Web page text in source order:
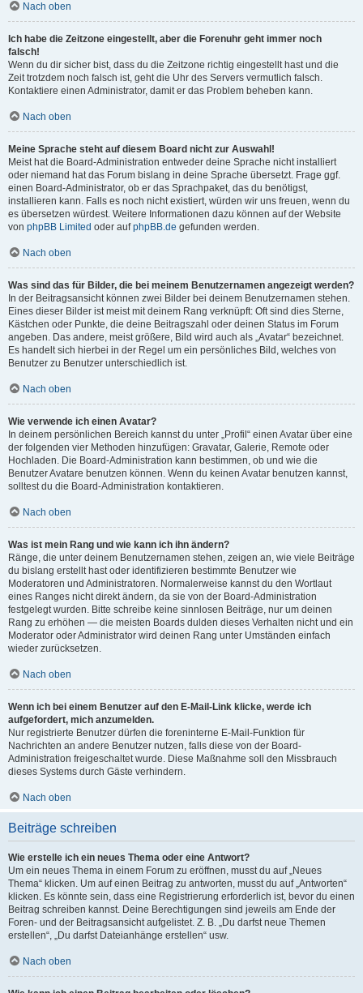
Nach oben
Ich habe die Zeitzone eingestellt, aber die Forenuhr geht immer noch
falsch!
Wenn du dir sicher bist, dass du die Zeitzone richtig eingestellt hast und die
Zeit trotzdem noch falsch ist, geht die Uhr des Servers vermutlich falsch.
Kontaktiere einen Administrator, damit er das Problem beheben kann.
Nach oben
Meine Sprache steht auf diesem Board nicht zur Auswahl!
Meist hat die Board-Administration entweder deine Sprache nicht installiert
oder niemand hat das Forum bislang in deine Sprache übersetzt. Frage ggf.
einen Board-Administrator, ob er das Sprachpaket, das du benötigst,
installieren kann. Falls es noch nicht existiert, würden wir uns freuen, wenn du
es übersetzen würdest. Weitere Informationen dazu können auf der Website
von phpBB Limited oder aufphpBB.de gefunden werden.
Nach oben
Was sind das für Bilder, die bei meinem Benutzernamen angezeigt werden?
In der Beitragsansicht können zwei Bilder bei deinem Benutzernamen stehen.
Eines dieser Bilder ist meist mit deinem Rang verknüpft: Oft sind dies Sterne,
Kästchen oder Punkte, die deine Beitragszahl oder deinen Status im Forum
angeben. Das andere, meist größere, Bild wird auch als „Avatar“ bezeichnet.
Es handelt sich hierbei in der Regel um ein persönliches Bild, welches von
Benutzer zu Benutzer unterschiedlich ist.
Nach oben
Wie verwende ich einen Avatar?
In deinem persönlichen Bereich kannst du unter „Profil“ einen Avatar über eine
der folgenden vier Methoden hinzufügen: Gravatar, Galerie, Remote oder
Hochladen. Die Board-Administration kann bestimmen, ob und wie die
Benutzer Avatare benutzen können. Wenn du keinen Avatar benutzen kannst,
solltest du die Board-Administration kontaktieren.
Nach oben
Was ist mein Rang und wie kann ich ihn ändern?
Ränge, die unter deinem Benutzernamen stehen, zeigen an, wie viele Beiträge
du bislang erstellt hast oder identifizieren bestimmte Benutzer wie
Moderatoren und Administratoren. Normalerweise kannst du den Wortlaut
eines Ranges nicht direkt ändern, da sie von der Board-Administration
festgelegt wurden. Bitte schreibe keine sinnlosen Beiträge, nur um deinen
Rang zu erhöhen — die meisten Boards dulden dieses Verhalten nicht und ein
Moderator oder Administrator wird deinen Rang unter Umständen einfach
wieder zurücksetzen.
Nach oben
Wenn ich bei einem Benutzer auf den E-Mail-Link klicke, werde ich
aufgefordert, mich anzumelden.
Nur registrierte Benutzer dürfen die foreninterne E-Mail-Funktion für
Nachrichten an andere Benutzer nutzen, falls diese von der Board-
Administration freigeschaltet wurde. Diese Maßnahme soll den Missbrauch
dieses Systems durch Gäste verhindern.
Nach oben
Beiträge schreiben
Wie erstelle ich ein neues Thema oder eine Antwort?
Um ein neues Thema in einem Forum zu eröffnen, musst du auf „Neues
Thema“ klicken. Um auf einen Beitrag zu antworten, musst du auf „Antworten“
klicken. Es könnte sein, dass eine Registrierung erforderlich ist, bevor du einen
Beitrag schreiben kannst. Deine Berechtigungen sind jeweils am Ende der
Foren- und der Beitragsansicht aufgelistet. Z. B. „Du darfst neue Themen
erstellen“, „Du darfst Dateianhänge erstellen“ usw.
Nach oben